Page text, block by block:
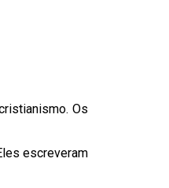
Os
escreveram